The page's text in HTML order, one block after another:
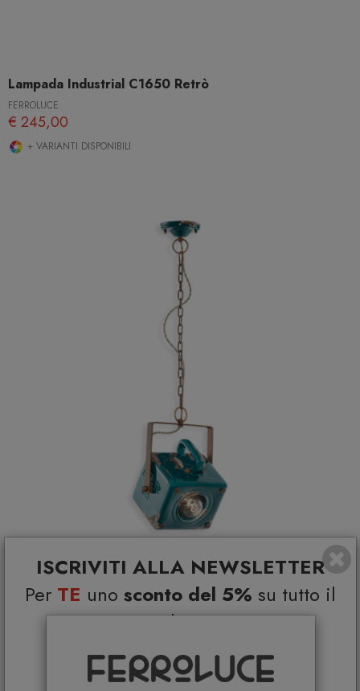
ISCRIVITI ALLA NEWSLETTER
Per TE uno sconto del 5% su tutto il
catalogo e
Coupon esclusivi su brand
selezionati*
Lampada Industrial C1650 Retrò
FERROLUCE
€ 245,00
+ VARIANTI DISPONIBILI
Lampada Industrial C1652 Retrò
FERROLUCE
€ 350,00